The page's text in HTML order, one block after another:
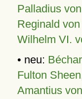
Palladius
Reginald
Wilhelm VI.
• neu:
Fulton Sheen
Amantius